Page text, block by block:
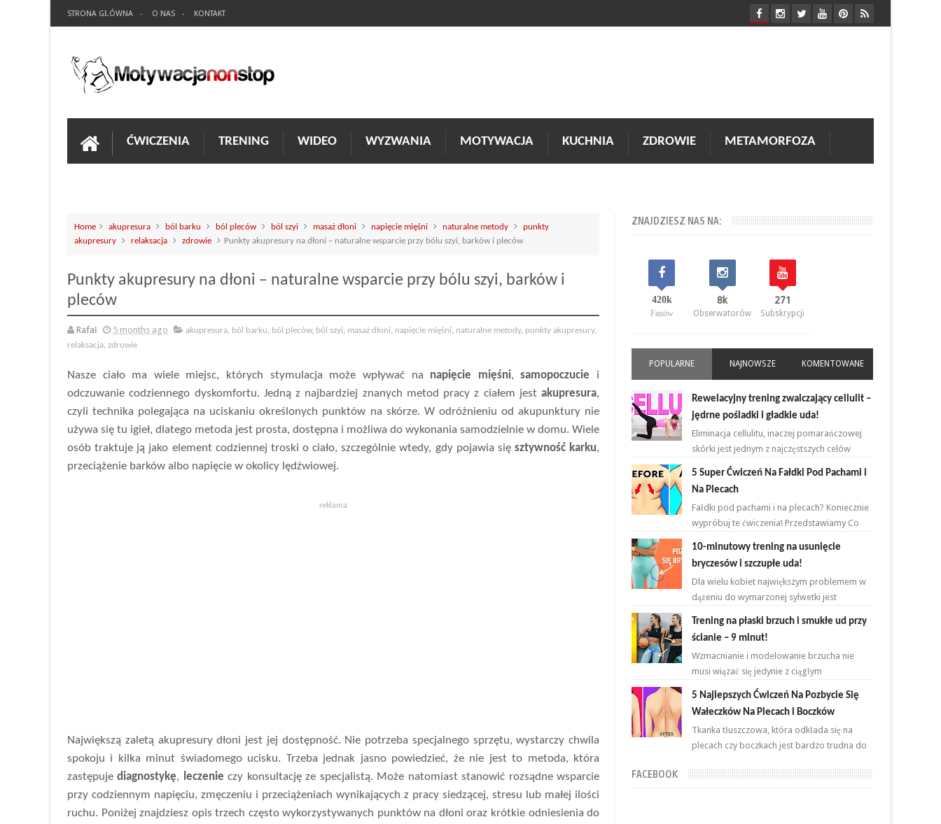
STRONA GŁÓWNA O NAS KONTAKT
ĆWICZENIA TRENING WIDEO WYZWANIA MOTYWACJA KUCHNIA ZDROWIE METAMORFOZA
Home akupresura ból barku ból pleców ból szyi masaż dłoni napięcie mięśni naturalne metody
punkty
akupresury
relaksacja zdrowie Punkty akupresury na dłoni – naturalne wsparcie przy bólu szyi, barków i pleców
Punkty akupresury na dłoni – naturalne wsparcie przy bólu szyi, barków i
pleców
Rafał 5 months ago akupresura, ból barku, ból pleców, ból szyi, masaż dłoni, napięcie mięśni, naturalne metody, punkty akupresury,
relaksacja, zdrowie
Nasze ciało ma wiele miejsc, których stymulacja może wpływać na napięcie mięśni,samopoczucie i
odczuwanie codziennego dyskomfortu. Jedną z najbardziej znanych metod pracy z ciałem jestakupresura,
czyli technika polegająca na uciskaniu określonych punktów na skórze. W odróżnieniu od akupunktury nie
używa się tu igieł, dlatego metoda jest prosta, dostępna i możliwa do wykonania samodzielnie w domu. Wiele
osób traktuje ją jako element codziennej troski o ciało, szczególnie wtedy, gdy pojawia się sztywność karku,
przeciążenie barków albo napięcie w okolicy lędźwiowej.
reklama
Największą zaletą akupresury dłoni jest jej dostępność. Nie potrzeba specjalnego sprzętu, wystarczy chwila
spokoju i kilka minut świadomego ucisku. Trzeba jednak jasno powiedzieć, że nie jest to metoda, która
zastępujediagnostykę, leczenie czy konsultację ze specjalistą. Może natomiast stanowić rozsądne wsparcie
przy codziennym napięciu, zmęczeniu i przeciążeniach wynikających z pracy siedzącej, stresu lub małej ilości
ruchu. Poniżej znajdziesz opis trzech często wykorzystywanych punktów na dłoni oraz krótkie odniesienia do
ZNAJDZIESZ NAS NA:
420k
Fanów
8k
Obserwatorów
271
Subskrypcji
POPULARNE NAJNOWSZE KOMENTOWANE
Rewelacyjny trening zwalczający cellulit –
jędrne pośladki i gładkie uda!
Eliminacja cellulitu, inaczej pomarańczowej
skórki jest jednym z najczęstszych celów
kobiet rozpoczynających przygodę z
ćwiczeniami. ...
5 Super Ćwiczeń Na Fałdki Pod Pachami i
Na Plecach
Fałdki pod pachami i na plecach? Koniecznie
wypróbuj te ćwiczenia! Przedstawiamy Co
10-minutowy trening na usunięcie
bryczesów i szczupłe uda!
Dla wielu kobiet największym problemem w
dążeniu do wymarzonej sylwetki jest
tłuszczowej w okoli...
Trening na płaski brzuch i smukłe ud przy
ścianie – 9 minut!
Wzmacnianie i modelowanie brzucha nie
musi wiązać się jedynie z ciągłym
powtarzaniem brzuszków i deski na
przemian. Brzuch to nie jeden...
5 Najlepszych Ćwiczeń Na Pozbycie Się
Wałeczków Na Plecach i Boczków
Tkanka tłuszczowa, która odkłada się na
plecach czy boczkach jest bardzo trudna do
ćwiczeń oraz ...
FACEBOOK